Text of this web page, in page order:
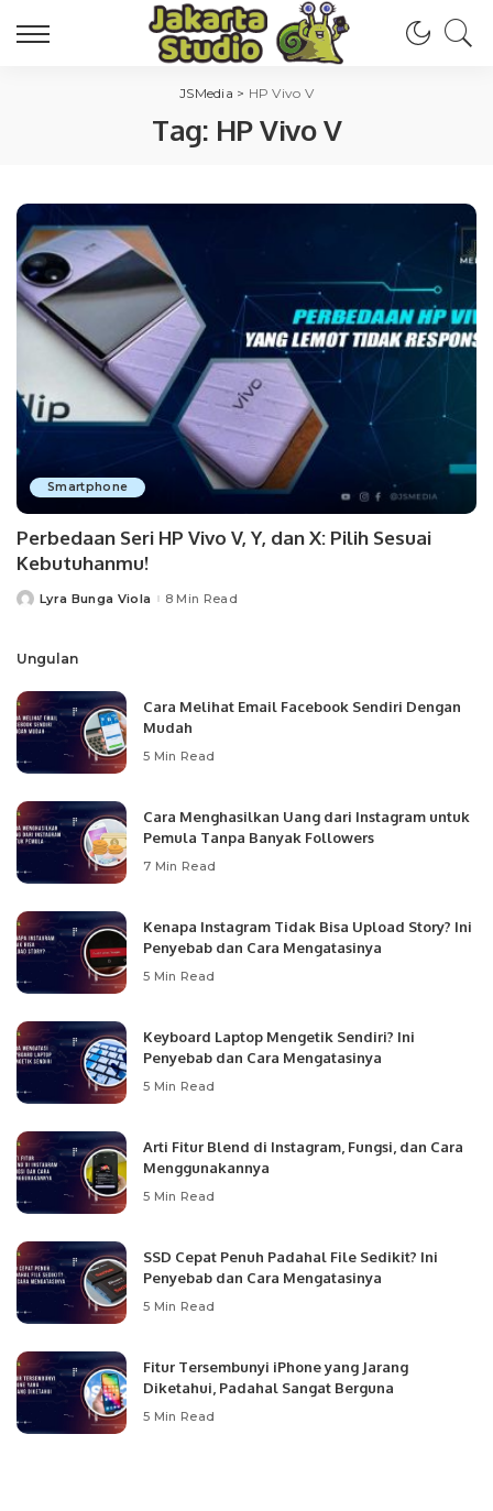
JSMedia > HP Vivo V
Tag: HP Vivo V
Smartphone
Perbedaan Seri HP Vivo V, Y, dan X: Pilih Sesuai
Kebutuhanmu!
PostedLyra Bunga Viola 8 Min Read
Ungulan
Cara Melihat Email Facebook Sendiri Dengan
Mudah
5 Min Read
Cara Menghasilkan Uang dari Instagram untuk
Pemula Tanpa Banyak Followers
7 Min Read
Kenapa Instagram Tidak Bisa Upload Story? Ini
Penyebab dan Cara Mengatasinya
5 Min Read
Keyboard Laptop Mengetik Sendiri? Ini
Penyebab dan Cara Mengatasinya
5 Min Read
Arti Fitur Blend di Instagram, Fungsi, dan Cara
Menggunakannya
5 Min Read
SSD Cepat Penuh Padahal File Sedikit? Ini
Penyebab dan Cara Mengatasinya
5 Min Read
Fitur Tersembunyi iPhone yang Jarang
Diketahui, Padahal Sangat Berguna
5 Min Read